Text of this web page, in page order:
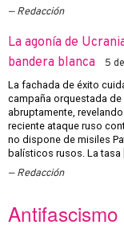
Redacción
La agonía de
bandera blanca
5
La fachada de éxito
campaña orquestada
abruptamente,
reciente ataque ruso
no dispone de misiles
balísticos rusos. La tasa
Redacción
Antifascismo